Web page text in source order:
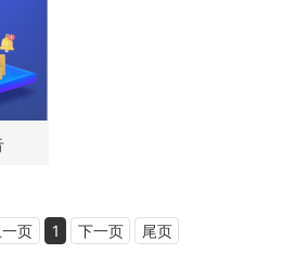
一页 1 下一页 尾页